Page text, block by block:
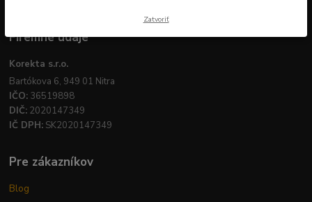
Firemné údaje
Korekta s.r.o.
Bartókova 6, 949 01 Nitra
IČO: 36519898
DIČ: 2020147349
IČ DPH: SK2020147349
Pre zákazníkov
Blog
Zatvoriť